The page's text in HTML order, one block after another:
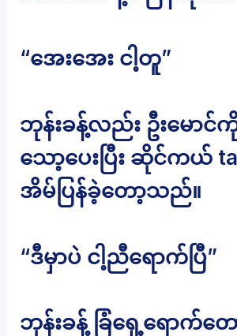
“အေးအေး ငါ့တူ”
ဘုန်းခန့်လည်း ဦးမောင်
သော့ပေးပြီး ဆိုင်ကယ်
အိမ်ပြန်ခဲ့တော့သည်။
“ဒီမှာပဲ ငါ့ညီရောက်ပြီ”
ဘုန်းခန့် ခြံရှေ့ရောက်